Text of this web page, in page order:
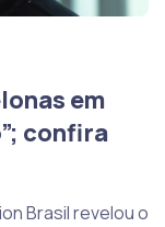
em
confira
Brasil revelou o